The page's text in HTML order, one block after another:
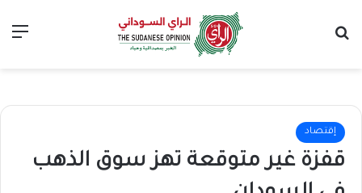
إقتصاد
قفزة غير متوقعة تهز سوق الذهب